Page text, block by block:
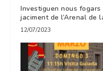
Investiguen nous
jaciment de l’Arenal de
12/07/2023